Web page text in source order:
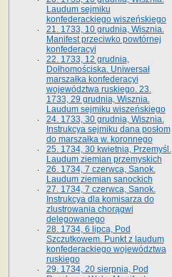
Laudum sejmiku
konfederackiego wiszeńskiego
21. 1733, 10 grudnia, Wisznia.
Manifest przeciwko powtórnej
konfederacyi
22. 1733, 12 grudnia,
Dołhomościska. Uniwersał
marszałka konfederacyi
województwa ruskiego. 23.
1733, 29 grudnia, Wisznia.
Laudum sejmiku wiszeńskiego
24. 1733, 30 grudnia, Wisznia.
Instrukcya sejmiku dana posłom
do marszałka w. koronnego
25. 1734, 30 kwietnia, Przemyśl.
Laudum ziemian przemyskich
26. 1734, 7 czerwca, Sanok.
Laudum ziemian sanockich
27. 1734, 7 czerwca, Sanok.
Instrukcya dla komisarza do
zlustrowania chorągwi
delegowanego
28. 1734, 6 lipca, Pod
Szczutkowem. Punkt z laudum
konfederackiego województwa
ruskiego
29. 1734, 20 sierpnia, Pod